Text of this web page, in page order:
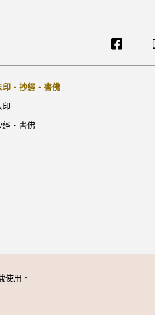
印・抄經・書佛
印
經・書佛
使用。